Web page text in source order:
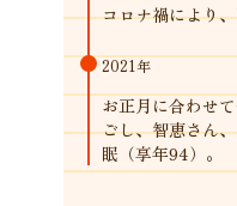
コロナ禍により
2021年
お正月に合わせ
ごし、智恵さん
眠（享年94）。